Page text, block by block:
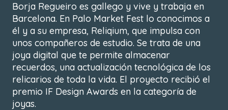
Borja Regueiro es gallego y vive y trabaja en
Barcelona. En Palo Market Fest lo conocimos a
él y a su empresa, Reliqium, que impulsa con
unos compañeros de estudio. Se trata de una
joya digital que te permite almacenar
recuerdos, una actualización tecnológica de los
relicarios de toda la vida. El proyecto recibió el
premio IF Design Awards en la categoría de
joyas.